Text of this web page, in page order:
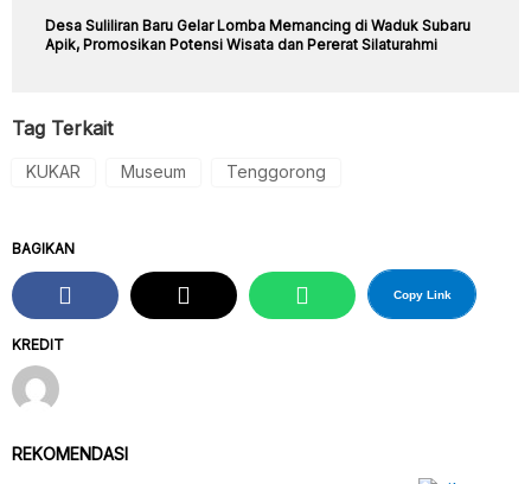
Desa Suliliran Baru Gelar Lomba Memancing di Waduk Subaru
Apik, Promosikan Potensi Wisata dan Pererat Silaturahmi
Tag Terkait
KUKAR Museum Tenggorong
KREDIT
BAGIKAN
Copy Link
REKOMENDASI